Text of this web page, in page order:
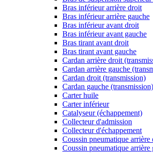
Bras inférieur arrière droit
Bras inférieur arrière gauche
Bras inférieur avant droit
Bras inférieur avant gauche
Bras tirant avant droit
Bras tirant avant gauche
Cardan arrière droit
Cardan arrière gauche
Cardan droit (transmission)
Cardan gauche (transmission)
Carter huile
Carter inférieur
Catalyseur (échappement)
Collecteur d'admission
Collecteur d'échappement
Coussin pneumatique arrière
Coussin pneumatique arrière